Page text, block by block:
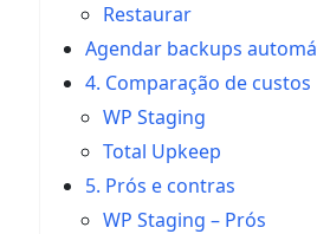
Restaurar
Agendar backups
4. Comparação de custos
WP Staging
Total Upkeep
5. Prós e contras
WP Staging – Prós